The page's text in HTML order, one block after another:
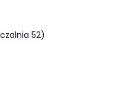
52)